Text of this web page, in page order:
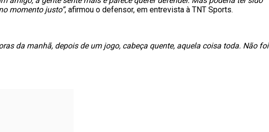
momento justo”, afirmou o defensor, em entrevista à TNT Sports.
da manhã, depois de um jogo, cabeça quente, aquela coisa toda. Não foi